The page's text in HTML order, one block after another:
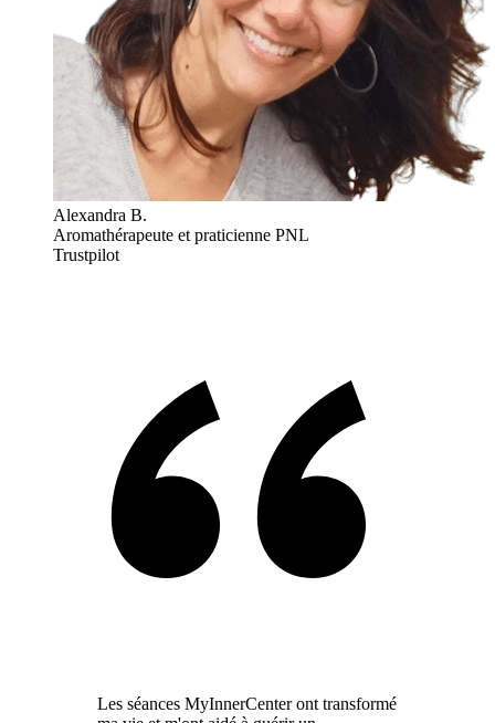
Alexandra B.
Aromathérapeute et praticienne PNL
Trustpilot
Les séances MyInnerCenter ont transformé